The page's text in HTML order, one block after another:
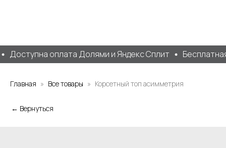
Доступна оплата Долями и Яндекс Сплит
Главная Все товары Корсетный топ асимметрия
← Вернуться